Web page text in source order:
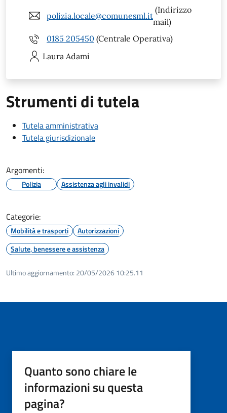
polizia.locale@comunesml.it
(Indirizzo
mail)
0185 205450 (Centrale Operativa)
Laura Adami
Strumenti di tutela
Tutela amministrativa
Tutela giurisdizionale
Argomenti:
Polizia Assistenza agli invalidi
Categorie:
Mobilità e trasporti
Autorizzazioni
Salute, benessere e assistenza
Ultimo aggiornamento: 20/05/2026 10:25.11
Quanto sono chiare le
informazioni su questa
pagina?